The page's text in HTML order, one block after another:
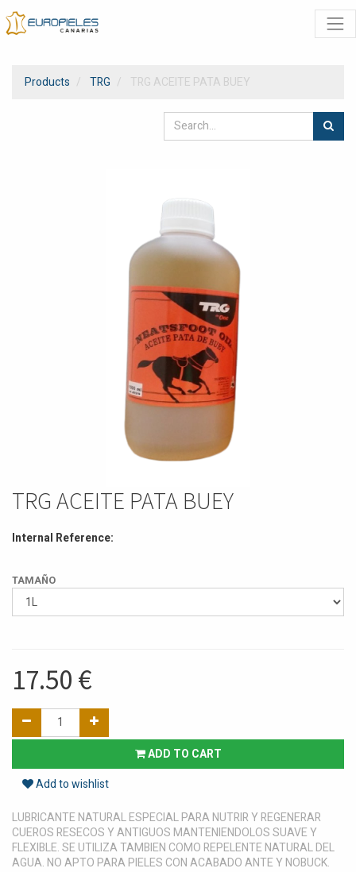
Products TRG TRG ACEITE PATA BUEY
TRG ACEITE PATA BUEY
Internal Reference:
TAMAÑO
17.50 €
ADD TO CART
Add to wishlist
LUBRICANTE NATURAL ESPECIAL PARA NUTRIR Y REGENERAR
CUEROS RESECOS Y ANTIGUOS MANTENIENDOLOS SUAVE Y
FLEXIBLE. SE UTILIZA TAMBIEN COMO REPELENTE NATURAL DEL
AGUA. NO APTO PARA PIELES CON ACABADO ANTE Y NOBUCK.